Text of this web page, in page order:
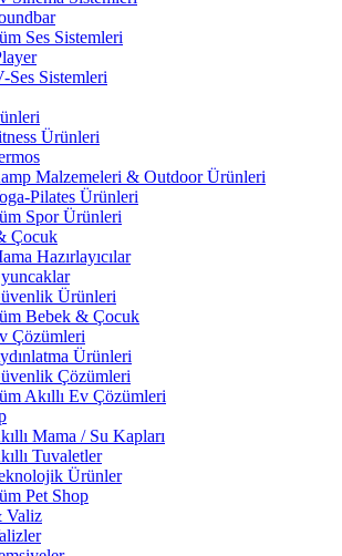
Ses Sistemleri
Ses Sistemleri
Ürünleri
Malzemeleri & Outdoor Ürünleri
Pilates Ürünleri
Spor Ürünleri
Çocuk
Hazırlayıcılar
Ürünleri
Bebek & Çocuk
Çözümleri
Ürünleri
Çözümleri
Akıllı Ev Çözümleri
Mama / Su Kapları
Tuvaletler
Ürünler
Pet Shop
Valiz